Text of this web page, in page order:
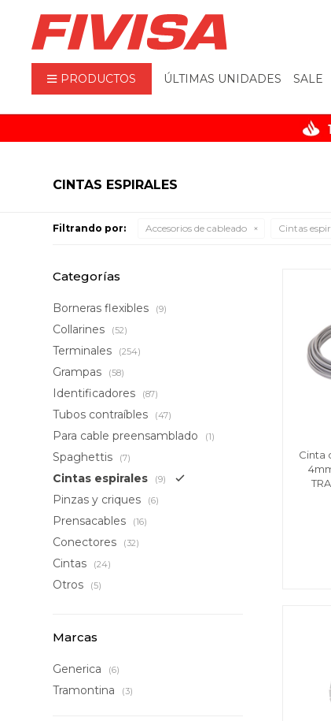
PRODUCTOS ÚLTIMAS UNIDADES SALE
CINTAS ESPIRALES
Filtrando por: Accesorios de cableado Cintas
Cinta
Categorías
Borneras flexibles (9)
Collarines (52)
Terminales (254)
Grampas (58)
Identificadores (87)
Tubos contraíbles (47)
Para cable preensamblado (1)
Spaghettis (7)
Cintas espirales (9)
Pinzas y criques (6)
Prensacables (16)
Conectores (32)
Cintas (24)
Otros (5)
Marcas
Generica (6)
Tramontina (3)